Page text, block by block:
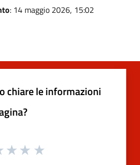
: 14 maggio 2026, 15:02
chiare le informazioni